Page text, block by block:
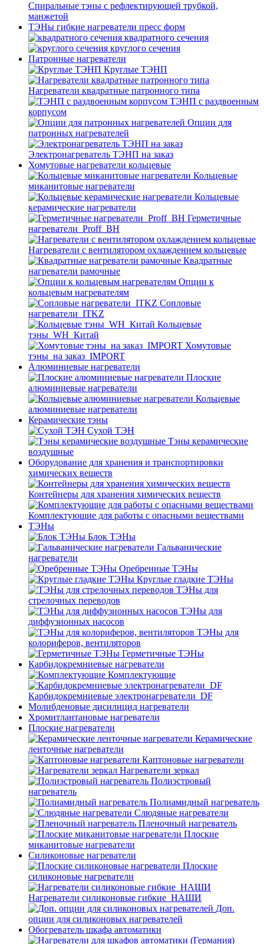
Спиральные тэны с рефлектирующей трубкой,
манжетой
ТЭНы гибкие нагреватели пресс форм
квадратного сечения
круглого сечения
Патронные нагреватели
Круглые ТЭНП
Нагреватели квадратные патронного типа
ТЭНП с раздвоенным
корпусом
Опции для
патронных нагревателей
Электронагреватель ТЭНП на заказ
Хомутовые нагреватели кольцевые
Кольцевые
миканитовые нагреватели
Кольцевые
керамические нагреватели
Герметичные
нагреватели_Proff_BH
Нагреватели с вентилятором охлаждением кольцевые
Квадратные
нагреватели рамочные
Опции к
кольцевым нагревателям
Cопловые
нагреватели_ITKZ
Кольцевые
тэны_WH_Китай
Хомутовые
тэны_на заказ_IMPORT
Алюминиевые нагреватели
Плоские
алюминиевые нагреватели
Кольцевые
алюминиевые нагреватели
Керамические тэны
Сухой ТЭН
Тэны керамические
воздушные
Оборудование для хранения и транспортировки
химических веществ
Контейнеры для хранения химических веществ
Комплектующие для работы с опасными веществами
ТЭНы
Блок ТЭНы
Гальванические
нагреватели
Оребренные ТЭНы
Круглые гладкие ТЭНы
ТЭНы для
стрелочных переводов
ТЭНы для
диффузионных насосов
ТЭНы для
колориферов, вентиляторов
Герметичные ТЭНы
Карбидокремниевые нагреватели
Комплектующие
Карбидокремниевые электронагреватели_DF
Молибденовые дисилицид нагреватели
Хромитлантановые нагреватели
Плоские нагреватели
Керамические
ленточные нагреватели
Каптоновые нагреватели
Нагреватели зеркал
Полиэстровый
нагреватель
Полиамидный нагреватель
Слюдяные нагреватели
Пленочный нагреватель
Плоские
миканитовые нагреватели
Силиконовые нагреватели
Плоские
силиконовые нагреватели
Нагреватели силиконовые гибкие_НАШИ
Доп.
опции для силиконовых нагревателей
Обогреватель шкафа автоматики